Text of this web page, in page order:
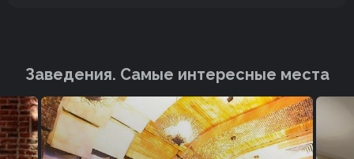
Заведения. Cамые интересные места